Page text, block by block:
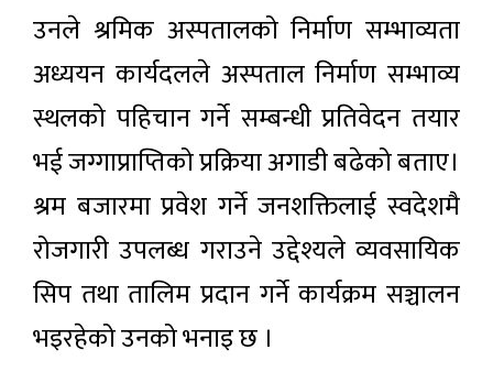
उनले श्रमिक अस्पतालको निर्माण सम्भाव्यता
अध्ययन कार्यदलले अस्पताल निर्माण सम्भाव्य
स्थलको पहिचान गर्ने सम्बन्धी प्रतिवेदन तयार
भई जग्गाप्राप्तिको प्रक्रिया अगाडी बढेको बताए।
श्रम बजारमा प्रवेश गर्ने जनशक्तिलाई स्वदेशमै
रोजगारी उपलब्ध गराउने उद्देश्यले व्यवसायिक
सिप तथा तालिम प्रदान गर्ने कार्यक्रम सञ्चालन
भइरहेको उनको भनाइ छ ।